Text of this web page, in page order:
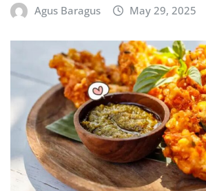
Agus Baragus May 29, 2025